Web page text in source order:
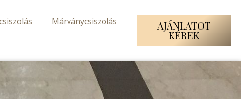
Márványcsiszolás AJÁNLATOT
KÉREK